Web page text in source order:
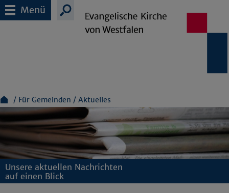
Menü
Für Gemeinden Aktuelles
Unsere aktuellen Nachrichten
auf einen Blick